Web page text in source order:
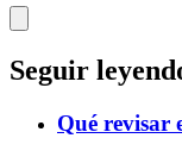
Seguir
Qué revisar